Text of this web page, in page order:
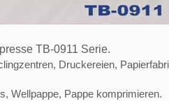
TB-0911 Serie.
Druckereien,
Wellpappe, Pappe komprimieren.